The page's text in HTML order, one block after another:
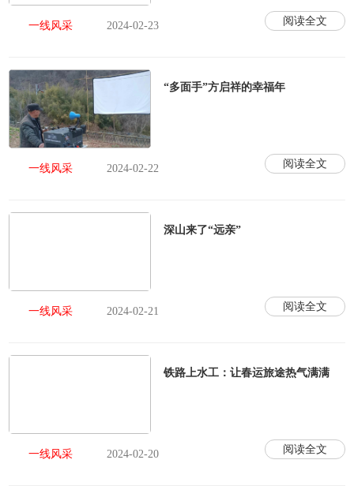
一线风采 2024-02-23 阅读全文
“多面手”方启祥的幸福年
一线风采 2024-02-22 阅读全文
深山来了“远亲”
一线风采 2024-02-21 阅读全文
铁路上水工：让春运旅途热气满满
一线风采 2024-02-20 阅读全文